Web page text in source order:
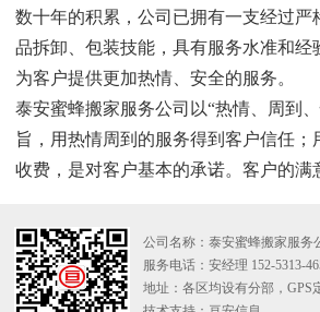
数十年的积累，公司已拥有一支经过严
品拆卸、包装技能，具有服务水准和经
为客户提供更加热情、安全的服务。
泰安蜜蜂搬家服务公司以“热情、周到
旨，用热情周到的服务得到客户信任；
收费，是对客户基本的承诺。客户的满
公司名称：泰安蜜蜂搬家服务
服务电话：安经理 152-5313-
地址：各区均设有分部，GPS